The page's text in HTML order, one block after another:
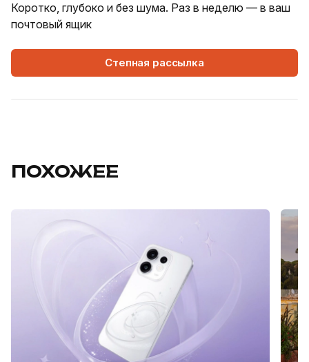
Коротко, глубоко и без шума. Раз в неделю — в ваш
почтовый ящик
Степная рассылка
ПОХОЖЕЕ